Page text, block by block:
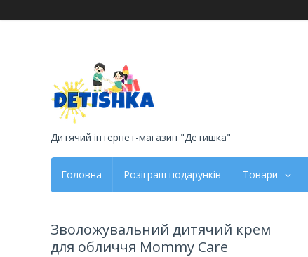
Дитячий інтернет-магазин "Детишка"
Головна Розіграш подарунків Товари
Зволожувальний дитячий крем
для обличчя Mommy Care